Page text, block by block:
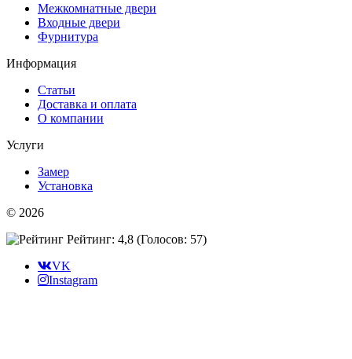
Межкомнатные двери
Входные двери
Фурнитура
Информация
Статьи
Доставка и оплата
О компании
Услуги
Замер
Установка
© 2026
Рейтинг: 4,8 (Голосов: 57)
VK
Instagram